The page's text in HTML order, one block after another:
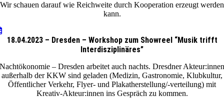
Wir schauen darauf wie Reichweite durch Kooperation erzeugt werden
kann.
18.04.2023 – Dresden – Workshop zum Showreel “Musik trifft
Interdisziplinäres”
Nachtökonomie – Dresden arbeitet auch nachts. Dresdner Akteur:innen
außerhalb der KKW sind geladen (Medizin, Gastronomie, Klubkultur,
Öffentlicher Verkehr, Flyer- und Plakatherstellung/-verteilung) mit
Kreativ-Akteur:innen ins Gespräch zu kommen.